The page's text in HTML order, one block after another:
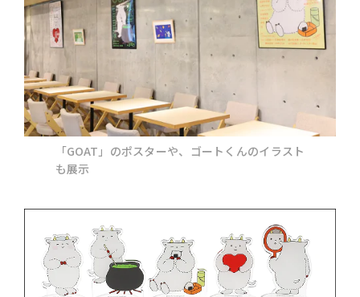
「GOAT」のポスターや、ゴートくんのイラスト
も展示